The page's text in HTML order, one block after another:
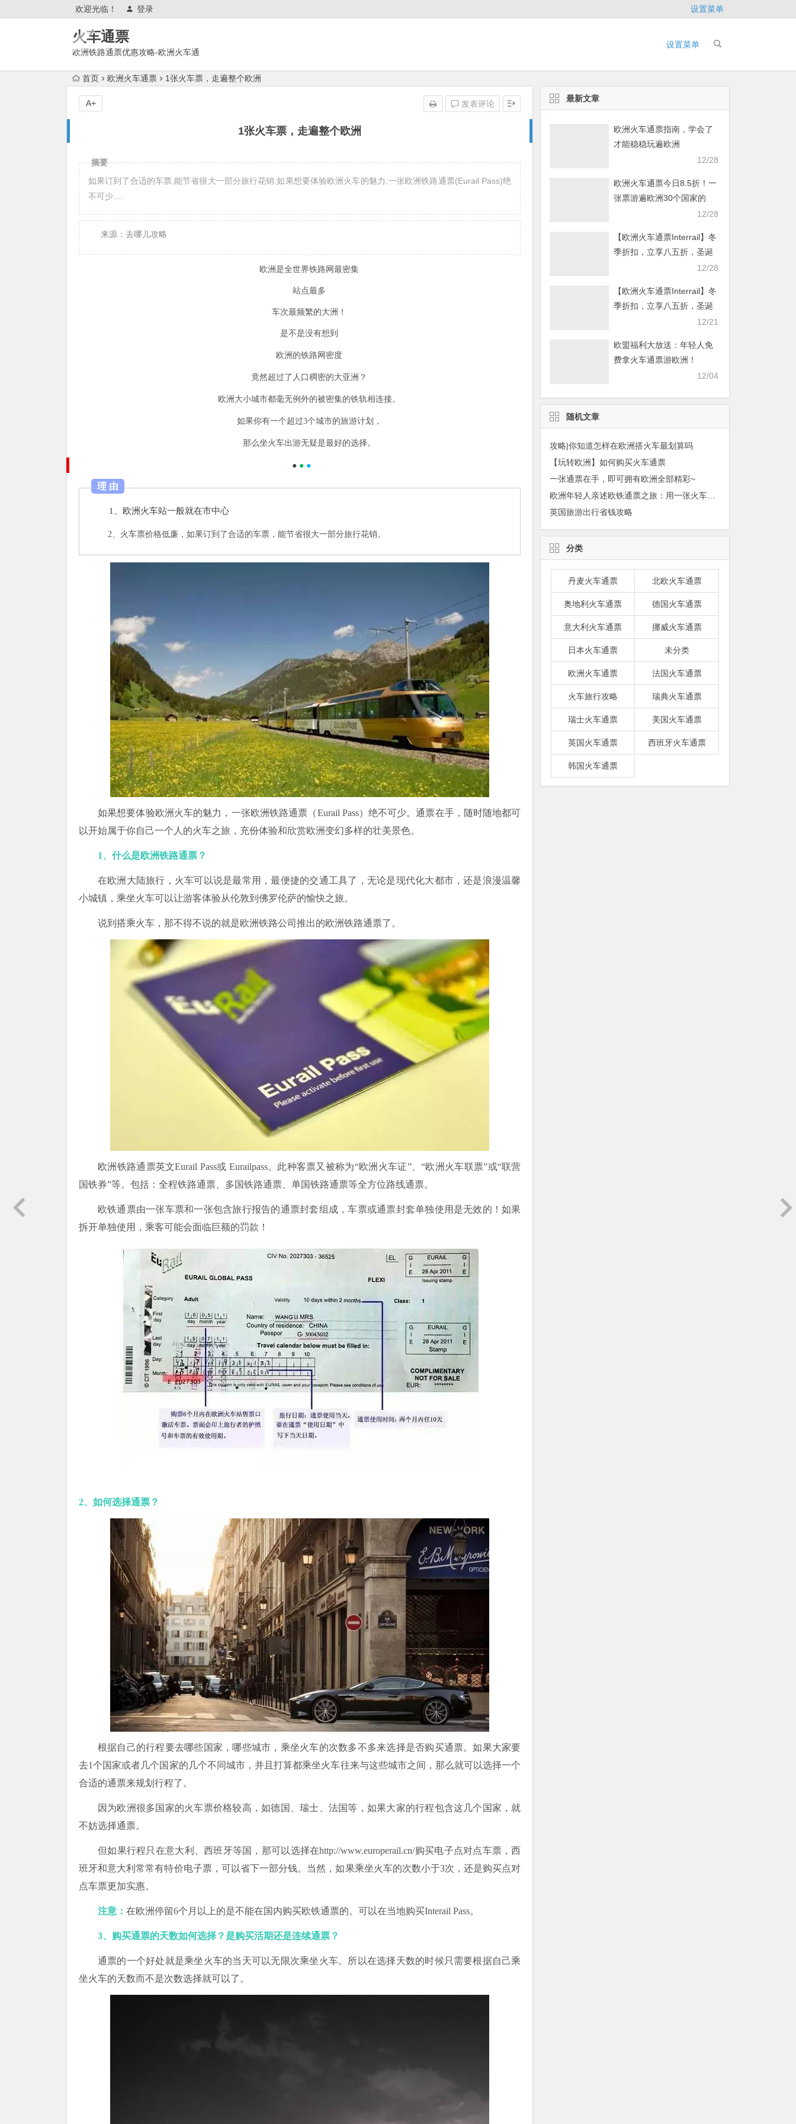
欢迎光临！ 登录 设置菜单
火车通票
欧洲铁路通票优惠攻略-欧洲火车通
设置菜单
首页 欧洲火车通票 1张火车票，走遍整个欧洲
1张火车票，走遍整个欧洲
发表评论
A+
摘要
如果订到了合适的车票,能节省很大一部分旅行花销.如果想要体验欧洲火车的魅力,一张欧洲铁路通票(Eurail Pass)绝
不可少….
来源：去哪儿攻略
欧洲是全世界铁路网最密集
站点最多
车次最频繁的大洲！
是不是没有想到
欧洲的铁路网密度
竟然超过了人口稠密的大亚洲？
欧洲大小城市都毫无例外的被密集的铁轨相连接。
如果你有一个超过3个城市的旅游计划，
那么坐火车出游无疑是最好的选择。
● ● ●
理 由
1、欧洲火车站一般就在市中心
2、火车票价格低廉，如果订到了合适的车票，能节省很大一部分旅行花销。
如果想要体验欧洲火车的魅力，一张欧洲铁路通票（Eurail Pass）绝不可少。通票在手，随时随地都可
以开始属于你自己一个人的火车之旅，充份体验和欣赏欧洲变幻多样的壮美景色。
1、什么是欧洲铁路通票？
在欧洲大陆旅行，火车可以说是最常用，最便捷的交通工具了，无论是现代化大都市，还是浪漫温馨
小城镇，乘坐火车可以让游客体验从伦敦到佛罗伦萨的愉快之旅。
说到搭乘火车，那不得不说的就是欧洲铁路公司推出的欧洲铁路通票了。
欧洲铁路通票英文Eurail Pass或 Eurailpass。此种客票又被称为“欧洲火车证”、“欧洲火车联票”或“联营
国铁券”等。包括：全程铁路通票、多国铁路通票、单国铁路通票等全方位路线通票。
欧铁通票由一张车票和一张包含旅行报告的通票封套组成，车票或通票封套单独使用是无效的！如果
拆开单独使用，乘客可能会面临巨额的罚款！
2、如何选择通票？
根据自己的行程要去哪些国家，哪些城市，乘坐火车的次数多不多来选择是否购买通票。如果大家要
去1个国家或者几个国家的几个不同城市，并且打算都乘坐火车往来与这些城市之间，那么就可以选择一个
合适的通票来规划行程了。
因为欧洲很多国家的火车票价格较高，如德国、瑞士、法国等，如果大家的行程包含这几个国家，就
不妨选择通票。
但如果行程只在意大利、西班牙等国，那可以选择在http://www.europerail.cn/购买电子点对点车票，西
班牙和意大利常常有特价电子票，可以省下一部分钱。当然，如果乘坐火车的次数小于3次，还是购买点对
点车票更加实惠。
注意： 在欧洲停留6个月以上的是不能在国内购买欧铁通票的。可以在当地购买Interail Pass。
3、购买通票的天数如何选择？是购买活期还是连续通票？
通票的一个好处就是乘坐火车的当天可以无限次乘坐火车。所以在选择天数的时候只需要根据自己乘
坐火车的天数而不是次数选择就可以了。
最新文章
欧洲火车通票指南，学会了
才能稳稳玩遍欧洲
12/28
欧洲火车通票今日8.5折！一
张票游遍欧洲30个国家的
12/28
【欧洲火车通票Interrail】冬
季折扣，立享八五折，圣诞
12/28
【欧洲火车通票Interrail】冬
季折扣，立享八五折，圣诞
12/21
欧盟福利大放送：年轻人免
费拿火车通票游欧洲！
12/04
随机文章
攻略|你知道怎样在欧洲搭火车最划算吗
【玩转欧洲】如何购买火车通票
一张通票在手，即可拥有欧洲全部精彩~
欧洲年轻人亲述欧铁通票之旅：用一张火车票丈量欧洲
英国旅游出行省钱攻略
分类
丹麦火车通票 北欧火车通票
奥地利火车通票 德国火车通票
意大利火车通票 挪威火车通票
日本火车通票 未分类
欧洲火车通票 法国火车通票
火车旅行攻略 瑞典火车通票
瑞士火车通票 美国火车通票
英国火车通票 西班牙火车通票
韩国火车通票